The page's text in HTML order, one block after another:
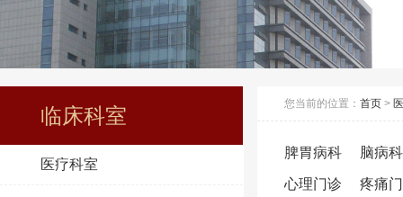
临床科室
医疗科室
您当前的位置： 首页 >
脾胃病科 脑病科
心理门诊 疼痛